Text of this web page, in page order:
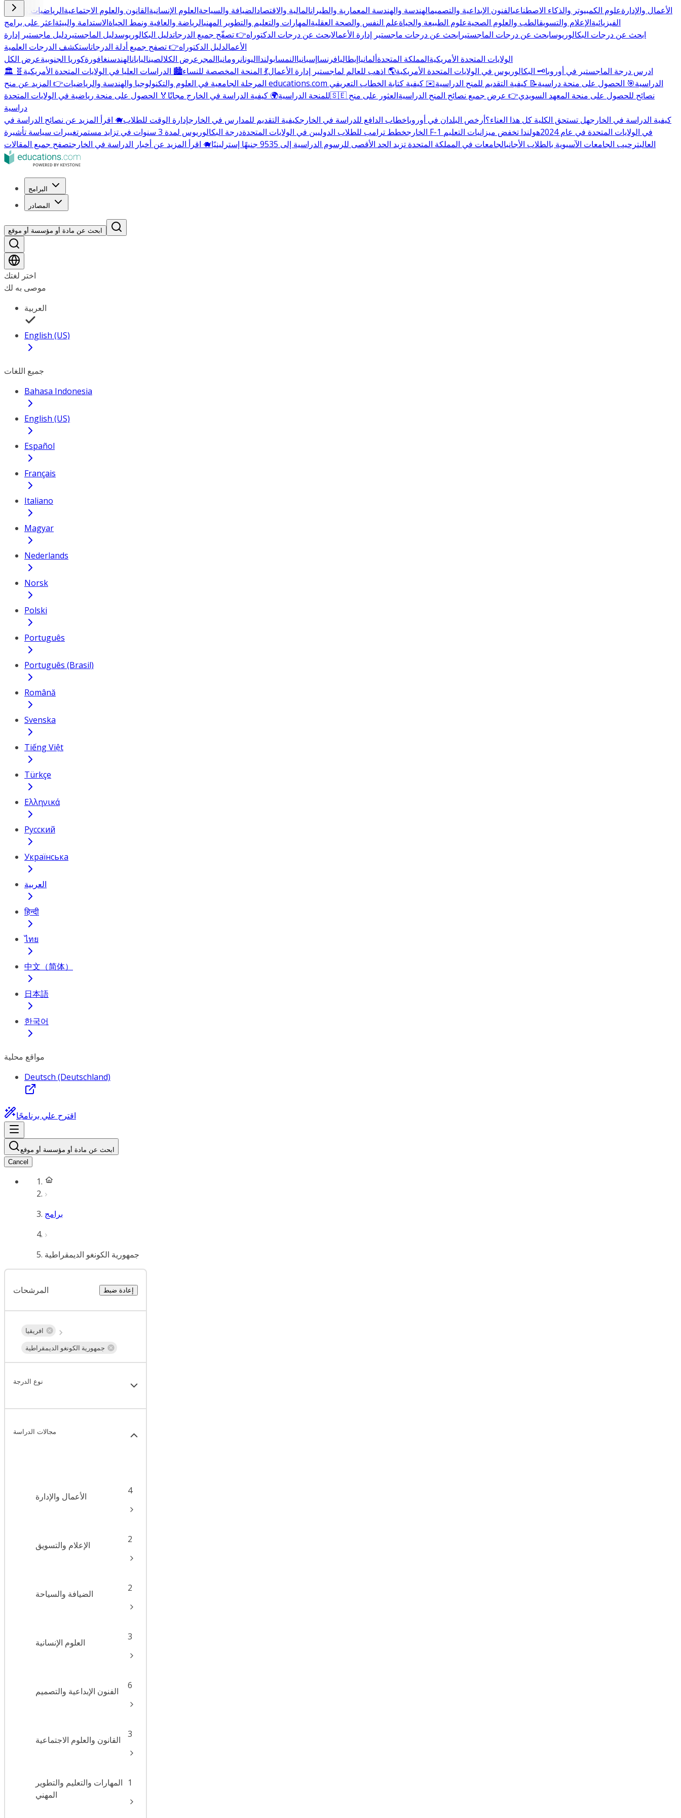
الأعمال والإدارةعلوم الكمبيوتر والذكاء الاصطناعيالفنون الإبداعية والتصميمالهندسة والهندسة المعمارية والطيرانالمالية والاقتصادالضيافة والسياحةالعلوم الإنسانيةالقانون والعلوم الاجتماعيةالرياضيات والعلوم
الفيزيائيةالإعلام والتسويقالطب والعلوم الصحيةعلوم الطبيعة والحياةعلم النفس والصحة العقليةالمهارات والتعليم والتطوير المهنيالرياضة والعافية ونمط الحياةالاستدامة والبيئةاعثر على برامج
ابحث عن درجات البكالوريوسابحث عن درجات الماجستير ابحث عن درجات ماجستير إدارة الأعمالابحث عن درجات الدكتوراه👉 تصفّح جميع الدرجاتدليل البكالوريوسدليل الماجستير دليل ماجستير إدارة
الأعمالدليل الدكتوراه👉 تصفح جميع أدلة الدرجاتاستكشف الدرجات العلمية
الولايات المتحدة الأمريكيةالمملكة المتحدةألمانياإيطاليافرنساإسبانياالنمسابولندااليونانرومانياالمجر عرض الكلالصيناليابانالهندسنغافورةكوريا الجنوبيةعرض الكل
🏛️ ادرس درجة الماجستير في أوروبا🗝️ البكالوريوس في الولايات المتحدة الأمريكية🌎 اذهب للعالم لماجستير إدارة الأعمال💃 المنحة المخصصة للنساء🏙️ الدراسات العليا في الولايات المتحدة الأمريكية 🧬
المرحلة الجامعية في العلوم والتكنولوجيا والهندسة والرياضيات
👉 المزيد عن منح educations.com الدراسية🎯 الحصول على منحة دراسية📝 كيفية التقديم للمنح الدراسية✉️ كيفية كتابة الخطاب التعريفي
للمنحة الدراسية🌍 كيفية الدراسة في الخارج مجانًا 🏅 الحصول على منحة رياضية في الولايات المتحدة 🇸🇪 نصائح للحصول على منحة المعهد السويدي👉 عرض جميع نصائح المنح الدراسيةالعثور على منح
دراسية
كيفية الدراسة في الخارجهل تستحق الكلية كل هذا العناء؟أرخص البلدان في أوروباخطاب الدافع للدراسة في الخارجكيفية التقديم للمدارس في الخارجإدارة الوقت للطلاب🐗 اقرأ المزيد عن نصائح الدراسة في
الخارجخطط ترامب للطلاب الدوليين في الولايات المتحدةدرجة البكالوريوس لمدة 3 سنوات في تزايد مستمر تغييرات سياسة تأشيرة F-1 في الولايات المتحدة في عام 2024
هولندا تخفض ميزانيات التعليم
العاليترحيب الجامعات الآسيوية بالطلاب الأجانبالجامعات في المملكة المتحدة تزيد الحد الأقصى للرسوم الدراسية إلى 9535 جنيهًا إسترلينيًا 🐗 اقرأ المزيد عن أخبار الدراسة في الخارجتصفح جميع المقالات
البرامج
المصادر
ابحث عن مادة أو مؤسسة أو موقع
اختر لغتك
موصى به لك
العربية
English (US)
جميع اللغات
Bahasa Indonesia
English (US)
Español
Français
Italiano
Magyar
Nederlands
Norsk
Polski
Português
Português (Brasil)
Română
Svenska
Tiếng Việt
Türkçe
Ελληνικά
Русский
Українська
العربية
हिन्दी
ไทย
中文（简体）
日本語
한국어
مواقع محلية
Deutsch (Deutschland)
اقترح علي برنامجًا
ابحث عن مادة أو مؤسسة أو موقع
Cancel
برامج
جمهورية الكونغو الديمقراطية
المرشحات إعادة ضبط
افريقيا
جمهورية الكونغو الديمقراطية
نوع الدرجة
مجالات الدراسة
الأعمال والإدارة
4
الإعلام والتسويق
2
الضيافة والسياحة
2
العلوم الإنسانية
3
الفنون الإبداعية والتصميم
6
القانون والعلوم الاجتماعية
3
المهارات والتعليم والتطوير
المهني
1